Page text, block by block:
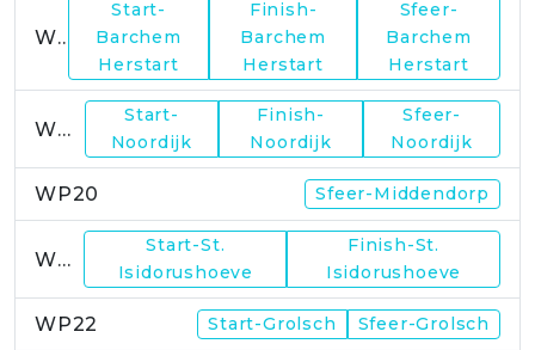
WP17
Start-
Barchem
Herstart
Finish-
Barchem
Herstart
Sfeer-
Barchem
Herstart
WP19
Start-
Noordijk
Finish-
Noordijk
Sfeer-
Noordijk
WP20 Sfeer-Middendorp
WP21
Start-St.
Isidorushoeve
Finish-St.
Isidorushoeve
WP22 Start-Grolsch Sfeer-Grolsch